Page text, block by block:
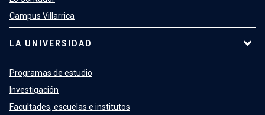
Campus Villarrica
LA UNIVERSIDAD
Programas de estudio
Investigación
Facultades, escuelas e institutos